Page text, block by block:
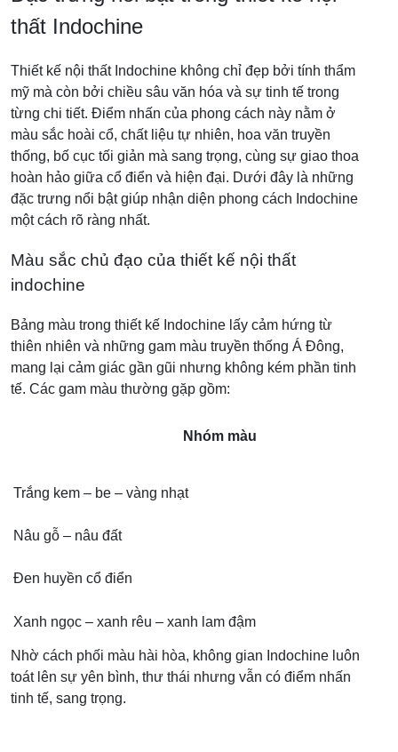
thất Indochine
Thiết kế nội thất Indochine không chỉ đẹp bởi tính thẩm
mỹ mà còn bởi chiều sâu văn hóa và sự tinh tế trong
từng chi tiết. Điểm nhấn của phong cách này nằm ở
màu sắc hoài cổ, chất liệu tự nhiên, hoa văn truyền
thống, bố cục tối giản mà sang trọng, cùng sự giao thoa
hoàn hảo giữa cổ điển và hiện đại. Dưới đây là những
đặc trưng nổi bật giúp nhận diện phong cách Indochine
một cách rõ ràng nhất.
Màu sắc chủ đạo của thiết kế nội thất
indochine
Bảng màu trong thiết kế Indochine lấy cảm hứng từ
thiên nhiên và những gam màu truyền thống Á Đông,
mang lại cảm giác gần gũi nhưng không kém phần tinh
tế. Các gam màu thường gặp gồm:
Nhóm màu
Trắng kem – be – vàng nhạt
Nâu gỗ – nâu đất
Đen huyền cổ điển
Xanh ngọc – xanh rêu – xanh lam đậm
Nhờ cách phối màu hài hòa, không gian Indochine luôn
toát lên sự yên bình, thư thái nhưng vẫn có điểm nhấn
tinh tế, sang trọng.